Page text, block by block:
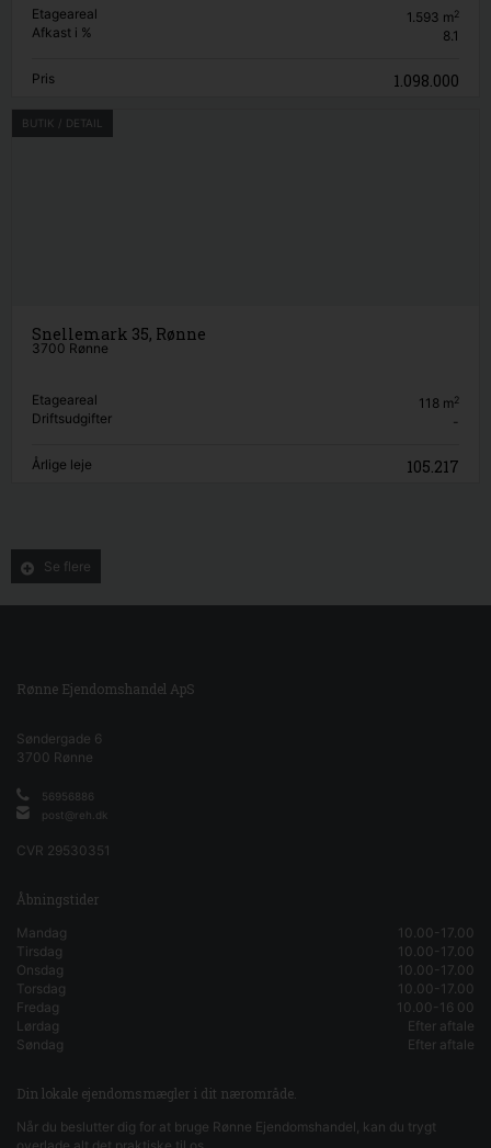
Etageareal 1.593 m2
Afkast i % 8.1
Pris 1.098.000
BUTIK / DETAIL
Snellemark 35, Rønne
3700 Rønne
Etageareal 118 m2
Driftsudgifter -
Årlige leje 105.217
Se flere
Rønne Ejendomshandel ApS
Søndergade 6
3700 Rønne
56956886
post@reh.dk
CVR 29530351
Åbningstider
Mandag
10.00-17.00
Tirsdag
10.00-17.00
Onsdag
10.00-17.00
Torsdag
10.00-17.00
Fredag
10.00-16 00
Lørdag
Efter aftale
Søndag
Efter aftale
Din lokale ejendomsmægler i dit nærområde.
Når du beslutter dig for at bruge Rønne Ejendomshandel, kan du trygt